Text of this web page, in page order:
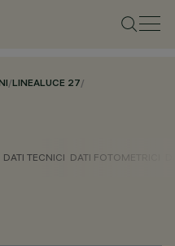
/LINEALUCE 27/
DATI TECNICI DATI FOTOMETRICI